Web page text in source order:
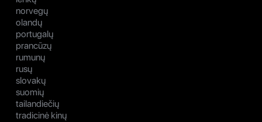
norvegų
olandų
portugalų
prancūzų
rumunų
rusų
slovakų
suomių
tailandiečių
tradicinė kinų